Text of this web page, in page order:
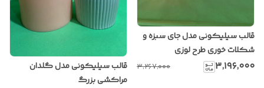
قالب سیلیکونی مدل جای سبزه و
شکلات خوری طرح لوزی
۳٬۱۹۶٬۰۰۰ ۳٬۲۶۷٬۰۰۰
قالب سیلیکونی مدل گلدان
مراکشی بزرگ